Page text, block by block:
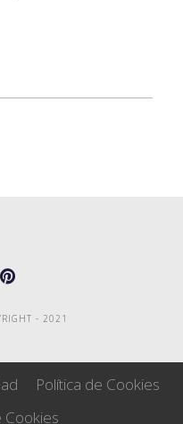
- 2021
Política de Cookies
Cookies